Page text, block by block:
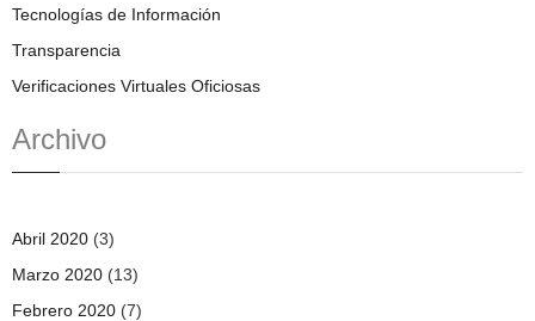
Tecnologías de Información
Transparencia
Verificaciones Virtuales Oficiosas
Archivo
Abril 2020 (3)
Marzo 2020 (13)
Febrero 2020 (7)